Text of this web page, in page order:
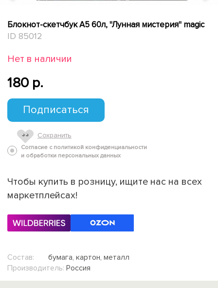
Блокнот-скетчбук А5 60л, "Лунная мистерия" magic
ID 85012
Нет в наличии
180 p.
Подписаться
Сохранить
Согласие с политикой конфиденциальности
и обработки персональных данных
Чтобы купить в розницу, ищите нас на всех
маркетплейсах!
Состав:
бумага, картон, металл
Производитель: Россия